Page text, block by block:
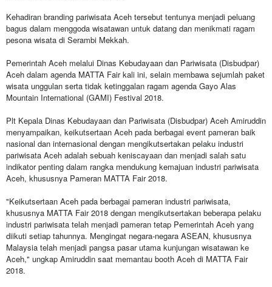
Kehadiran branding pariwisata Aceh tersebut tentunya menjadi peluang
bagus dalam menggoda wisatawan untuk datang dan menikmati ragam
pesona wisata di Serambi Mekkah.
Pemerintah Aceh melalui Dinas Kebudayaan dan Pariwisata (Disbudpar)
Aceh dalam agenda MATTA Fair kali ini, selain membawa sejumlah paket
wisata unggulan serta tidak ketinggalan ragam agenda Gayo Alas
Mountain International (GAMI) Festival 2018.
Plt Kepala Dinas Kebudayaan dan Pariwisata (Disbudpar) Aceh Amiruddin
menyampaikan, keikutsertaan Aceh pada berbagai event pameran baik
nasional dan internasional dengan mengikutsertakan pelaku industri
pariwisata Aceh adalah sebuah keniscayaan dan menjadi salah satu
indikator penting dalam rangka mendukung kemajuan industri pariwisata
Aceh, khususnya Pameran MATTA Fair 2018.
"Keikutsertaan Aceh pada berbagai pameran industri pariwisata,
khususnya MATTA Fair 2018 dengan mengikutsertakan beberapa pelaku
industri pariwisata telah menjadi pameran tetap Pemerintah Aceh yang
diikuti setiap tahunnya. Mengingat negara-negara ASEAN, khususnya
Malaysia telah menjadi pangsa pasar utama kunjungan wisatawan ke
Aceh," ungkap Amiruddin saat memantau booth Aceh di MATTA Fair
2018.